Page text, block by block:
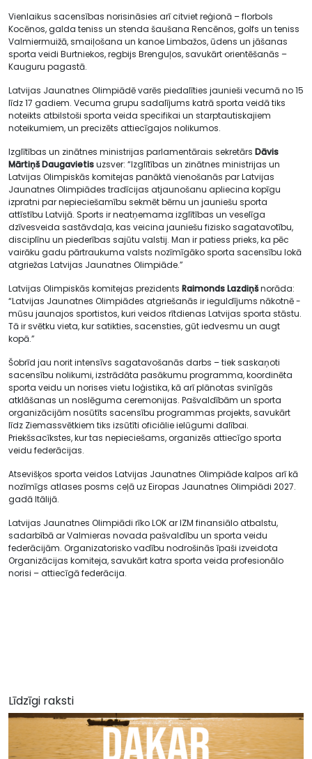
Vienlaikus sacensības norisināsies arī citviet reģionā – florbols
Kocēnos, galda teniss un stenda šaušana Rencēnos, golfs un teniss
Valmiermuižā, smaiļošana un kanoe Limbažos, ūdens un jāšanas
sporta veidi Burtniekos, regbijs Brenguļos, savukārt orientēšanās –
Kauguru pagastā.
Latvijas Jaunatnes Olimpiādē varēs piedalīties jaunieši vecumā no 15
līdz 17 gadiem. Vecuma grupu sadalījums katrā sporta veidā tiks
noteikts atbilstoši sporta veida specifikai un starptautiskajiem
noteikumiem, un precizēts attiecīgajos nolikumos.
Izglītības un zinātnes ministrijas parlamentārais sekretārs Dāvis
Mārtiņš Daugavietisuzsver: “Izglītības un zinātnes ministrijas un
Latvijas Olimpiskās komitejas panāktā vienošanās par Latvijas
Jaunatnes Olimpiādes tradīcijas atjaunošanu apliecina kopīgu
izpratni par nepieciešamību sekmēt bērnu un jauniešu sporta
attīstību Latvijā. Sports ir neatņemama izglītības un veselīga
dzīvesveida sastāvdaļa, kas veicina jauniešu fizisko sagatavotību,
disciplīnu un piederības sajūtu valstij. Man ir patiess prieks, ka pēc
vairāku gadu pārtraukuma valsts nozīmīgāko sporta sacensību lokā
atgriežas Latvijas Jaunatnes Olimpiāde.”
Latvijas Olimpiskās komitejas prezidents Raimonds Lazdiņšnorāda:
“Latvijas Jaunatnes Olimpiādes atgriešanās ir ieguldījums nākotnē -
mūsu jaunajos sportistos, kuri veidos rītdienas Latvijas sporta stāstu.
Tā ir svētku vieta, kur satikties, sacensties, gūt iedvesmu un augt
kopā.”
Šobrīd jau norit intensīvs sagatavošanās darbs – tiek saskaņoti
sacensību nolikumi, izstrādāta pasākumu programma, koordinēta
sporta veidu un norises vietu loģistika, kā arī plānotas svinīgās
atklāšanas un noslēguma ceremonijas. Pašvaldībām un sporta
organizācijām nosūtīts sacensību programmas projekts, savukārt
līdz Ziemassvētkiem tiks izsūtīti oficiālie ielūgumi dalībai.
Priekšsacīkstes, kur tas nepieciešams, organizēs attiecīgo sporta
veidu federācijas.
Atsevišķos sporta veidos Latvijas Jaunatnes Olimpiāde kalpos arī kā
nozīmīgs atlases posms ceļā uz Eiropas Jaunatnes Olimpiādi 2027.
gadā Itālijā.
Latvijas Jaunatnes Olimpiādi rīko LOK ar IZM finansiālo atbalstu,
sadarbībā ar Valmieras novada pašvaldību un sporta veidu
federācijām. Organizatorisko vadību nodrošinās īpaši izveidota
Organizācijas komiteja, savukārt katra sporta veida profesionālo
norisi – attiecīgā federācija.
Līdzīgi raksti